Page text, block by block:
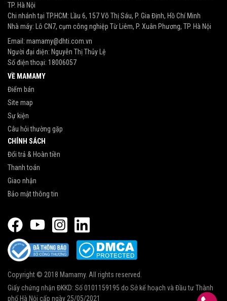
TP. Hà Nội
Chi nhánh tại TP.HCM: Lầu 6, 157 Võ Thị Sáu, P. Gia Định, Hồ Chí Minh
Nhà máy: Lô CN7, cụm công nghiệp Từ Liêm, P. Xuân Phương, TP. Hà Nội
Email: mamamy@dhti.com.vn
Người đại diện: Nguyễn Thị Thủy Lệ
Số điện thoại: 18006057
VỀ MAMAMY
Điểm bán
Site map
Sự kiện
Câu hỏi thường gặp
CHÍNH SÁCH
Đổi trả & Hoàn tiền
Thanh toán
Giao nhận
Bảo mật thông tin
Copyright © 2018 Mamamy. All rights reserved.
Giấy chứng nhận ĐKKD: Số 0101159195 do Sở kế hoạch và Đầu tư Thành
phố Hà Nội cấp ngày 25/05/2021